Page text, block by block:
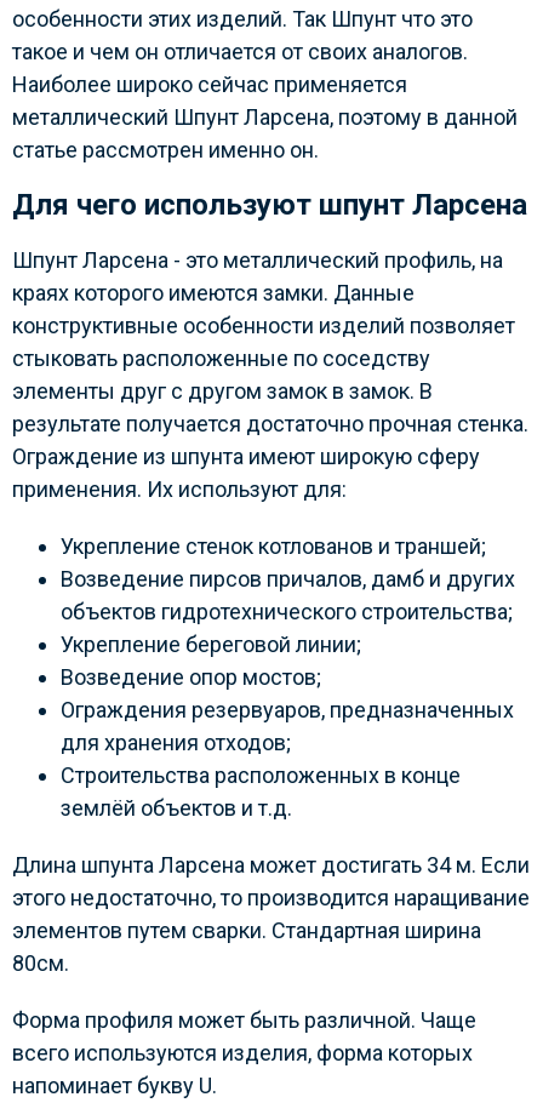
особенности этих изделий. Так Шпунт что это
такое и чем он отличается от своих аналогов.
Наиболее широко сейчас применяется
металлический Шпунт Ларсена, поэтому в данной
статье рассмотрен именно он.
Для чего используют шпунт Ларсена
Шпунт Ларсена - это металлический профиль, на
краях которого имеются замки. Данные
конструктивные особенности изделий позволяет
стыковать расположенные по соседству
элементы друг с другом замок в замок. В
результате получается достаточно прочная стенка.
Ограждение из шпунта имеют широкую сферу
применения. Их используют для:
Укрепление стенок котлованов и траншей;
Возведение пирсов причалов, дамб и других
объектов гидротехнического строительства;
Укрепление береговой линии;
Возведение опор мостов;
Ограждения резервуаров, предназначенных
для хранения отходов;
Строительства расположенных в конце
землёй объектов и т.д.
Длина шпунта Ларсена может достигать 34 м. Если
этого недостаточно, то производится наращивание
элементов путем сварки. Стандартная ширина
80см.
Форма профиля может быть различной. Чаще
всего используются изделия, форма которых
напоминает букву U.